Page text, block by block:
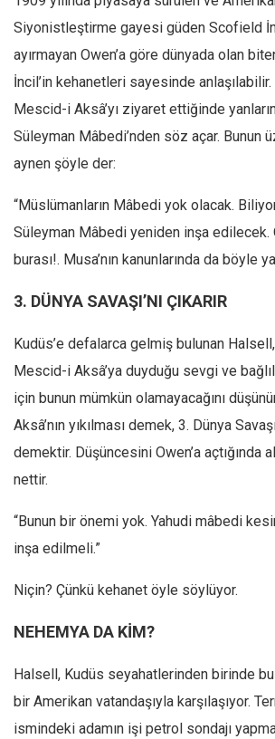
Siyonistleştirme gayesi güden Scofield
ayırmayan Owen’a göre dünyada olan
İncil’in kehanetleri sayesinde
Mescid-i Aksâ’yı ziyaret ettiğinde
Süleyman Mâbedi’nden söz açar. Bunun
aynen şöyle der:
“Müslümanların Mâbedi yok olacak.
Süleyman Mâbedi yeniden inşa edilecek.
burası!. Musa’nın kanunlarında da böyle
3. DÜNYA SAVAŞI’NI ÇIKARIR
Kudüs’e defalarca gelmiş bulunan
Mescid-i Aksâ’ya duyduğu sevgi ve
için bunun mümkün olamayacağını
Aksâ’nın yıkılması demek, 3. Dünya
demektir. Düşüncesini Owen’a açtığında
nettir.
“Bunun bir önemi yok. Yahudi mâbedi
inşa edilmeli.”
Niçin? Çünkü kehanet öyle söylüyor.
NEHEMYA DA KİM?
Halsell, Kudüs seyahatlerinden birinde
bir Amerikan vatandaşıyla karşılaşıyor.
ismindeki adamın işi petrol sondajı